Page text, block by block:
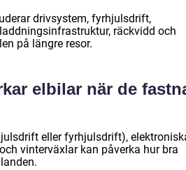
drivsystem, fyrhjulsdrift,
räckvidd och
på längre resor.
elbilar när de
eller fyrhjulsdrift),
vinterväxlar kan påverka hur bra